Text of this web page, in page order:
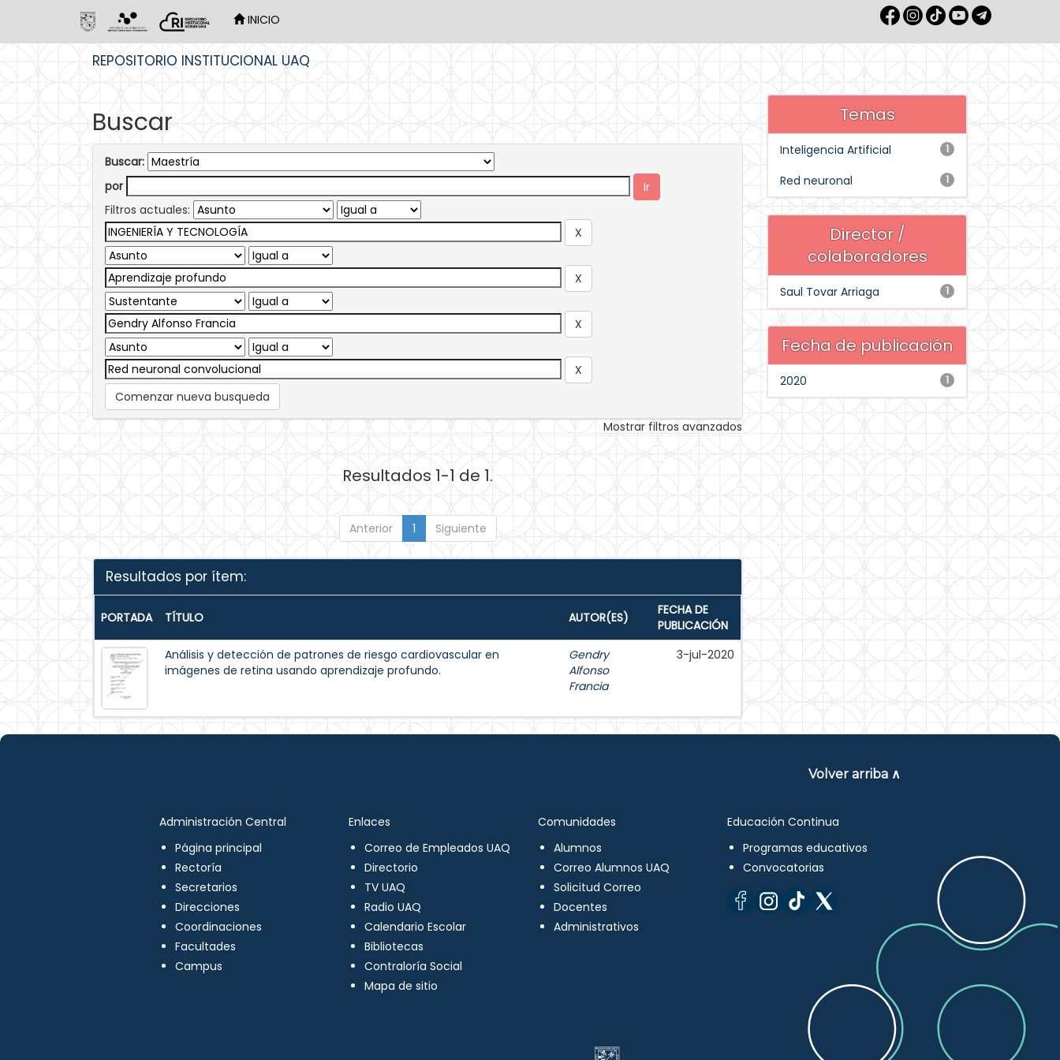
INICIO
REPOSITORIO INSTITUCIONAL UAQ
Buscar
Buscar:
por
Filtros actuales:
Comenzar nueva busqueda
Mostrar filtros avanzados
Resultados 1-1 de 1.
Anterior 1 Siguiente
Resultados por ítem:
PORTADA TÍTULO AUTOR(ES)
FECHA DE
PUBLICACIÓN
Análisis y detección de patrones de riesgo cardiovascular en
imágenes de retina usando aprendizaje profundo.
Gendry
Alfonso
Francia
3-jul-2020
Temas
1
Inteligencia Artificial
1
Red neuronal
Director /
colaboradores
1
Saul Tovar Arriaga
Fecha de publicación
1
2020
Volver arriba ∧
Administración Central
Página principal
Rectoría
Secretarios
Direcciones
Coordinaciones
Facultades
Campus
Enlaces
Correo de Empleados UAQ
Directorio
TV UAQ
Radio UAQ
Calendario Escolar
Bibliotecas
Contraloría Social
Mapa de sitio
Comunidades
Alumnos
Correo Alumnos UAQ
Solicitud Correo
Docentes
Administrativos
Educación Continua
Programas educativos
Convocatorias